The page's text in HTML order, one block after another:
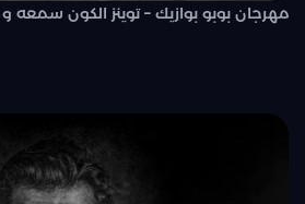
مهرجان بوبو بوازيك – توينز الكون سمعه